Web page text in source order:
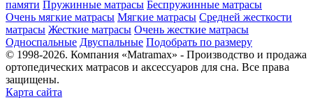
памяти Пружинные матрасы Беспружинные матрасы
Очень мягкие матрасы Мягкие матрасы Средней жесткости
матрасы Жесткие матрасы Очень жесткие матрасы
Односпальные Двуспальные Подобрать по размеру
© 1998-2026. Компания «Matramax» - Производство и продажа
ортопедических матрасов и аксессуаров для сна. Все права
защищены.
Карта сайта